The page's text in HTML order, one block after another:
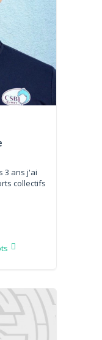
3 ans j'ai
collectifs